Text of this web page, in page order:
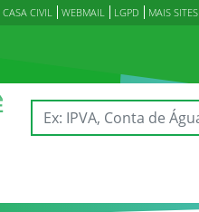
CASA CIVIL WEBMAIL LGPD MAIS SITES